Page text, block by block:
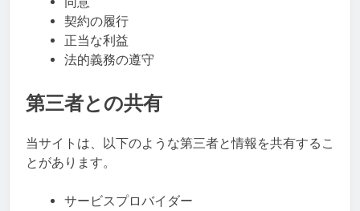
契約の履行
正当な利益
法的義務の遵守
第三者との共有
当サイトは、以下のような第三者と情報を共有するこ
とがあります。
サービスプロバイダー